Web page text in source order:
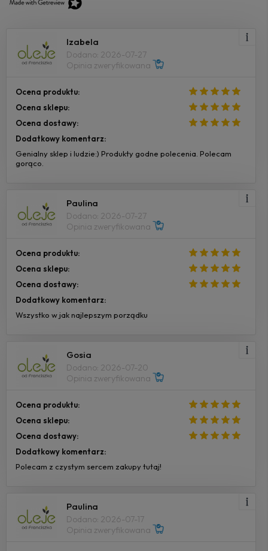
Izabela
Dodano: 2026-07-27
Opinia zweryfikowana
Ocena produktu:
Ocena sklepu:
Ocena dostawy:
Dodatkowy komentarz:
Genialny sklep i ludzie:) Produkty godne polecenia. Polecam
gorąco.
Paulina
Dodano: 2026-07-27
Opinia zweryfikowana
Ocena produktu:
Ocena sklepu:
Ocena dostawy:
Dodatkowy komentarz:
Wszystko w jak najlepszym porządku
Gosia
Dodano: 2026-07-20
Opinia zweryfikowana
Ocena produktu:
Ocena sklepu:
Ocena dostawy:
Dodatkowy komentarz:
Polecam z czystym sercem zakupy tutaj!
Paulina
Dodano: 2026-07-17
Opinia zweryfikowana